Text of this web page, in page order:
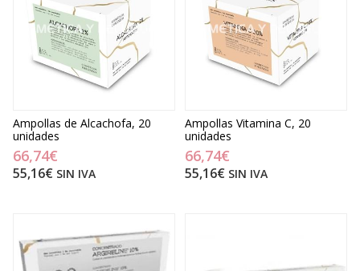
Ampollas de Alcachofa, 20
unidades
66,74€
55,16€ SIN IVA
Ampollas Vitamina C, 20
unidades
66,74€
55,16€ SIN IVA